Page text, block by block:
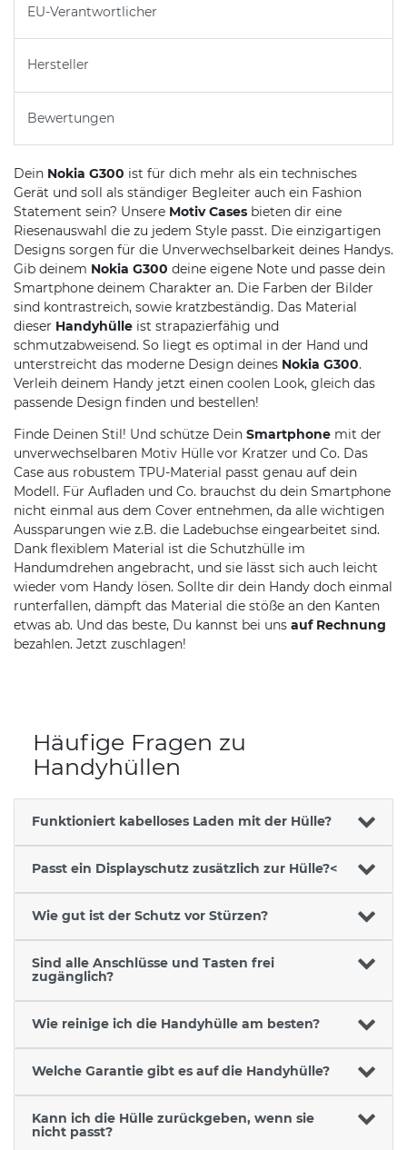
EU-Verantwortlicher
Hersteller
Bewertungen
Dein Nokia G300 ist für dich mehr als ein technisches
Gerät und soll als ständiger Begleiter auch ein Fashion
Statement sein? Unsere Motiv Cases bieten dir eine
Riesenauswahl die zu jedem Style passt. Die einzigartigen
Designs sorgen für die Unverwechselbarkeit deines Handys.
Gib deinem Nokia G300 deine eigene Note und passe dein
Smartphone deinem Charakter an. Die Farben der Bilder
sind kontrastreich, sowie kratzbeständig. Das Material
dieser Handyhülle ist strapazierfähig und
schmutzabweisend. So liegt es optimal in der Hand und
unterstreicht das moderne Design deines Nokia G300.
Verleih deinem Handy jetzt einen coolen Look, gleich das
passende Design finden und bestellen!
Finde Deinen Stil! Und schütze Dein Smartphone mit der
unverwechselbaren Motiv Hülle vor Kratzer und Co. Das
Case aus robustem TPU-Material passt genau auf dein
Modell. Für Aufladen und Co. brauchst du dein Smartphone
nicht einmal aus dem Cover entnehmen, da alle wichtigen
Aussparungen wie z.B. die Ladebuchse eingearbeitet sind.
Dank flexiblem Material ist die Schutzhülle im
Handumdrehen angebracht, und sie lässt sich auch leicht
wieder vom Handy lösen. Sollte dir dein Handy doch einmal
runterfallen, dämpft das Material die stöße an den Kanten
etwas ab. Und das beste, Du kannst bei uns auf Rechnung
bezahlen. Jetzt zuschlagen!
Häufige Fragen zu
Handyhüllen
Funktioniert kabelloses Laden mit der Hülle?
Passt ein Displayschutz zusätzlich zur Hülle?<
Wie gut ist der Schutz vor Stürzen?
Sind alle Anschlüsse und Tasten frei
zugänglich?
Wie reinige ich die Handyhülle am besten?
Welche Garantie gibt es auf die Handyhülle?
Kann ich die Hülle zurückgeben, wenn sie
nicht passt?